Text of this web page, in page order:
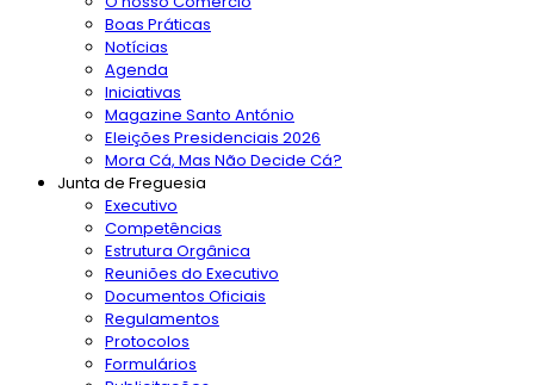
Boas Práticas
Notícias
Agenda
Iniciativas
Magazine Santo António
Eleições Presidenciais 2026
Mora Cá, Mas Não Decide Cá?
Junta de Freguesia
Executivo
Competências
Estrutura Orgânica
Reuniões do Executivo
Documentos Oficiais
Regulamentos
Protocolos
Formulários